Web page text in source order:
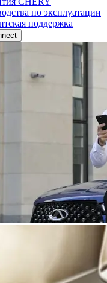
по эксплуатации
поддержка